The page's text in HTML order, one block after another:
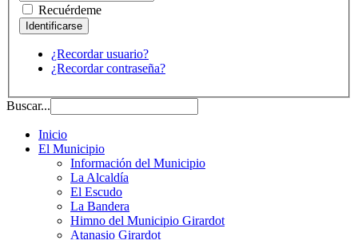
Recuérdeme
¿Recordar usuario?
¿Recordar contraseña?
Buscar...
Inicio
El Municipio
Información del Municipio
La Alcaldía
El Escudo
La Bandera
Himno del Municipio Girardot
Atanasio Girardot